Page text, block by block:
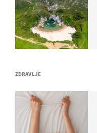
ZDRAVLJE